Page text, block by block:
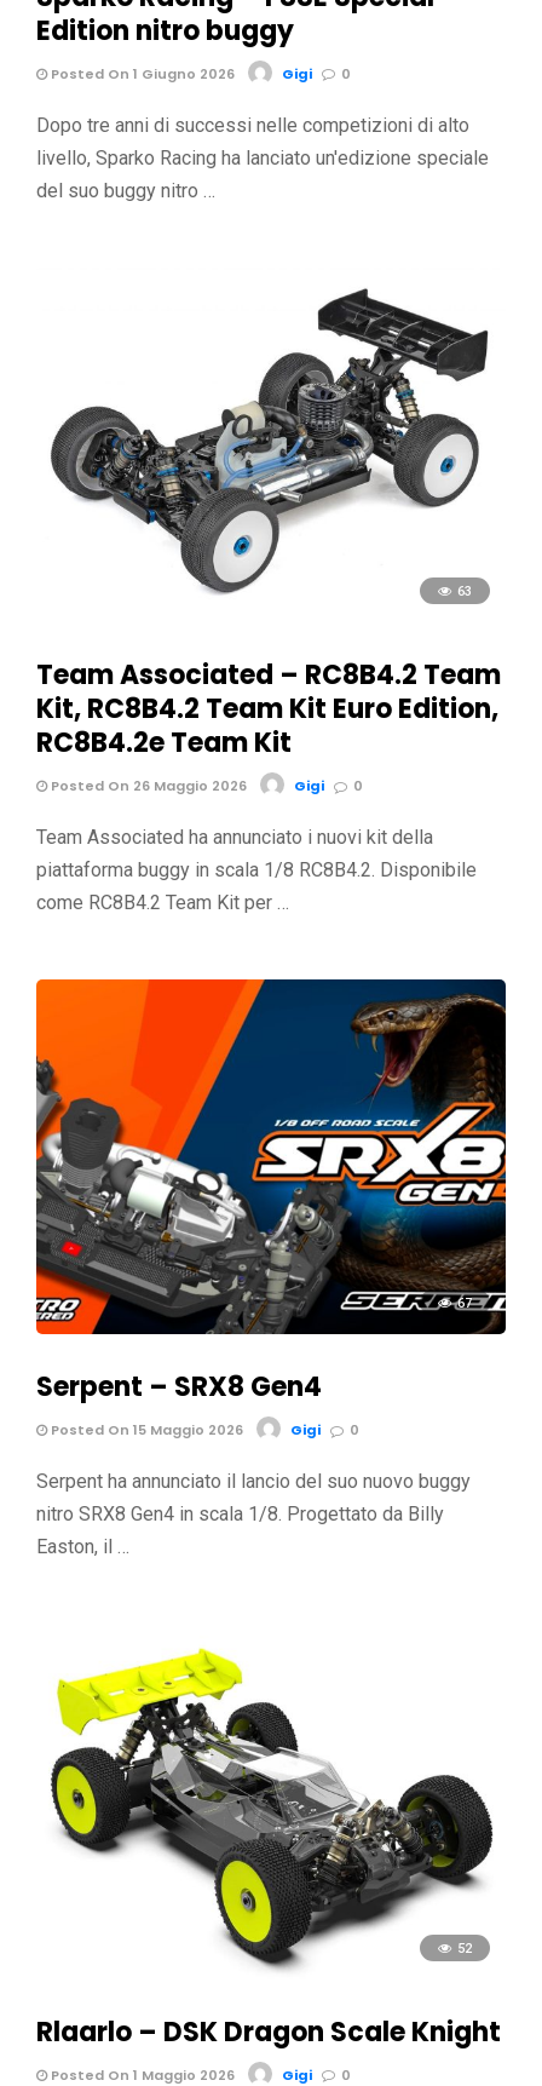
Edition nitro buggy
Posted On 1 Giugno 2026 Gigi 0
Dopo tre anni di successi nelle competizioni di alto
livello, Sparko Racing ha lanciato un'edizione speciale
del suo buggy nitro …
63
Team Associated – RC8B4.2 Team
Kit, RC8B4.2 Team Kit Euro Edition,
RC8B4.2e Team Kit
Posted On 26 Maggio 2026 Gigi 0
Team Associated ha annunciato i nuovi kit della
piattaforma buggy in scala 1/8 RC8B4.2. Disponibile
come RC8B4.2 Team Kit per …
67
Serpent – SRX8 Gen4
Posted On 15 Maggio 2026 Gigi 0
Serpent ha annunciato il lancio del suo nuovo buggy
nitro SRX8 Gen4 in scala 1/8. Progettato da Billy
Easton, il …
52
Rlaarlo – DSK Dragon Scale Knight
Posted On 1 Maggio 2026 Gigi 0